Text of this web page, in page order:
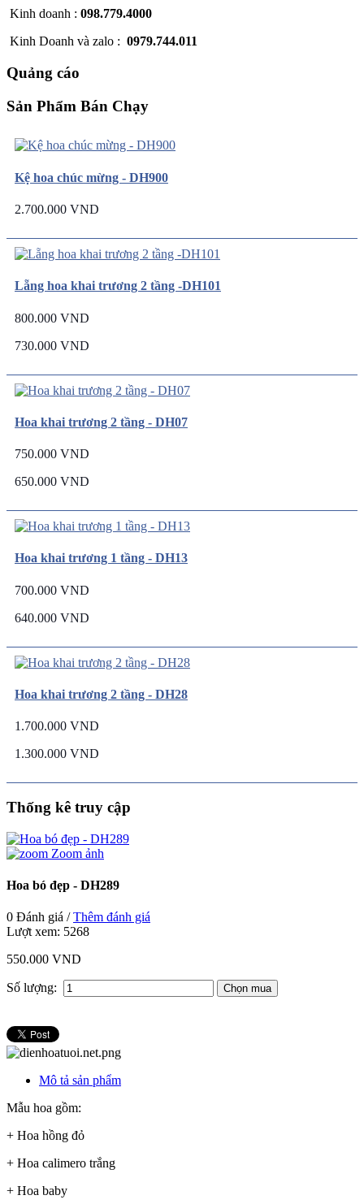
Kinh doanh : 098.779.4000
Kinh Doanh và zalo : 0979.744.011
Quảng cáo
Sản Phẩm Bán Chạy
Kệ hoa chúc mừng - DH900
2.700.000 VND
Lẵng hoa khai trương 2 tầng -DH101
800.000 VND
730.000 VND
Hoa khai trương 2 tầng - DH07
750.000 VND
650.000 VND
Hoa khai trương 1 tầng - DH13
700.000 VND
640.000 VND
Hoa khai trương 2 tầng - DH28
1.700.000 VND
1.300.000 VND
Thống kê truy cập
Zoom ảnh
Hoa bó đẹp - DH289
0 Đánh giá /Thêm đánh giá
Lượt xem: 5268
550.000 VND
Số lượng:
Mô tả sản phẩm
Mẫu hoa gồm:
+ Hoa hồng đỏ
+ Hoa calimero trắng
+ Hoa baby